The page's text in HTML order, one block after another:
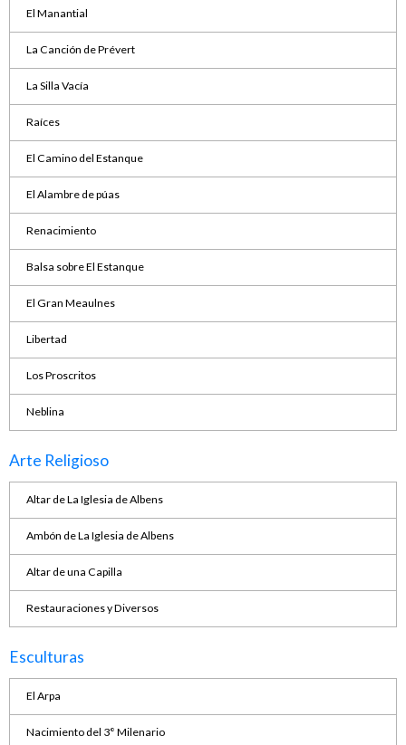
El Manantial
La Canción de Prévert
La Silla Vacía
Raíces
El Camino del Estanque
El Alambre de púas
Renacimiento
Balsa sobre El Estanque
El Gran Meaulnes
Libertad
Los Proscritos
Neblina
Arte Religioso
Altar de La Iglesia de Albens
Ambón de La Iglesia de Albens
Altar de una Capilla
Restauraciones y Diversos
Esculturas
El Arpa
Nacimiento del 3° Milenario